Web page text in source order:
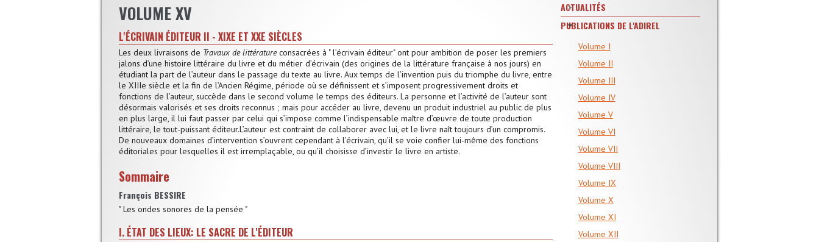
VOLUME XV
L'ÉCRIVAIN ÉDITEUR II - XIXE ET XXE SIÈCLES
Les deux livraisons de Travaux de littératureconsacrées à " l’écrivain éditeur" ont pour ambition de poser les premiers
jalons d’une histoire littéraire du livre et du métier d’écrivain (des origines de la littérature française à nos jours) en
étudiant la part de l’auteur dans le passage du texte au livre. Aux temps de l’invention puis du triomphe du livre, entre
le XIIIe siècle et la fin de l’Ancien Régime, période où se définissent et s’imposent progressivement droits et
fonctions de l’auteur, succède dans le second volume le temps des éditeurs. La personne et l’activité de l’auteur sont
désormais valorisés et ses droits reconnus ; mais pour accéder au livre, devenu un produit industriel au public de plus
en plus large, il lui faut passer par celui qui s’impose comme l’indispensable maître d’œuvre de toute production
littéraire, le tout-puissant éditeur.L’auteur est contraint de collaborer avec lui, et le livre naît toujours d’un compromis.
De nouveaux domaines d’intervention s’ouvrent cependant à l’écrivain, qu’il se voie confier lui-même des fonctions
éditoriales pour lesquelles il est irremplaçable, ou qu’il choisisse d’investir le livre en artiste.
Sommaire
François BESSIRE
" Les ondes sonores de la pensée "
I. ÉTAT DES LIEUX: LE SACRE DE L'ÉDITEUR
ACTUALITÉS
PUBLICATIONS DE L'ADIREL
Volume I
Volume II
Volume III
Volume IV
Volume V
Volume VI
Volume VII
Volume VIII
Volume IX
Volume X
Volume XI
Volume XII